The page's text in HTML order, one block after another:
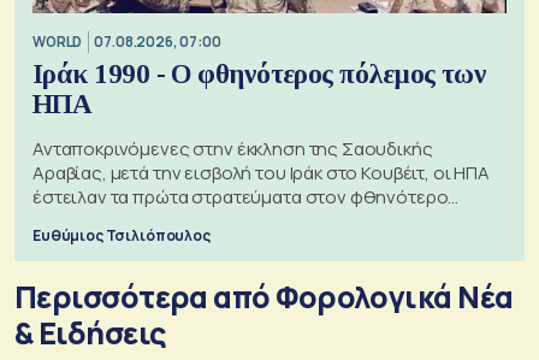
WORLD 07.08.2026, 07:00
Ιράκ 1990 - Ο φθηνότερος πόλεμος των
ΗΠΑ
Ανταποκρινόμενες στην έκκληση της Σαουδικής
Αραβίας, μετά την εισβολή του Ιράκ στο Κουβέιτ, οι ΗΠΑ
έστειλαν τα πρώτα στρατεύματα στον φθηνότερο
Ευθύμιος Τσιλιόπουλος
Περισσότερα από Φορολογικά Νέα
& Eιδήσεις